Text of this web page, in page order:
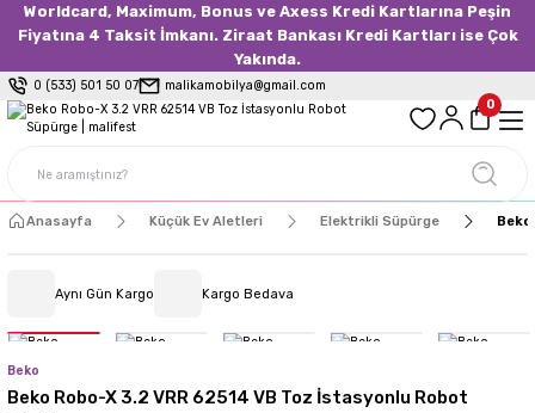
Worldcard, Maximum, Bonus ve Axess Kredi Kartlarına Peşin
Fiyatına 4 Taksit İmkanı. Ziraat Bankası Kredi Kartları ise Çok
Yakında.
0 (533) 501 50 07
malikamobilya@gmail.com
0
Anasayfa Küçük Ev Aletleri Elektrikli Süpürge Beko
Aynı Gün Kargo Kargo Bedava
Beko
Beko Robo-X 3.2 VRR 62514 VB Toz İstasyonlu Robot